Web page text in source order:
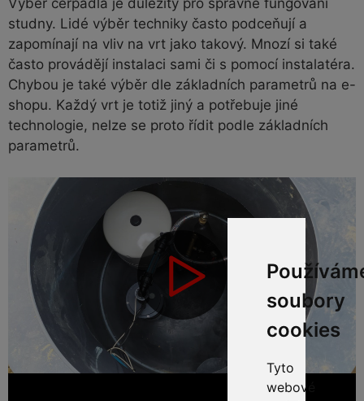
soubory
cookies
Tyto
webové
Výběr čerpadla je důležitý pro správné fungování
studny. Lidé výběr techniky často podceňují a
zapomínají na vliv na vrt jako takový. Mnozí si také
často provádějí instalaci sami či s pomocí instalatéra.
Chybou je také výběr dle základních parametrů na e-
shopu. Každý vrt je totiž jiný a potřebuje jiné
technologie, nelze se proto řídit podle základních
parametrů.